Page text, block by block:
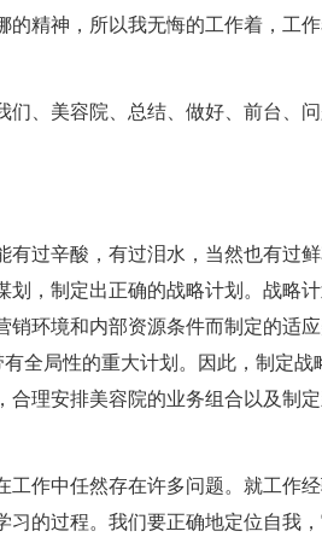
的精神，所以我无悔的工作着，工
、美容院、总结、做好、前台、
过辛酸，有过泪水，当然也有过
，制定出正确的战略计划。战略
环境和内部资源条件而制定的适
全局性的重大计划。因此，制定战
理安排美容院的业务组合以及制
作中任然存在许多问题。就工作经
的过程。我们要正确地定位自我